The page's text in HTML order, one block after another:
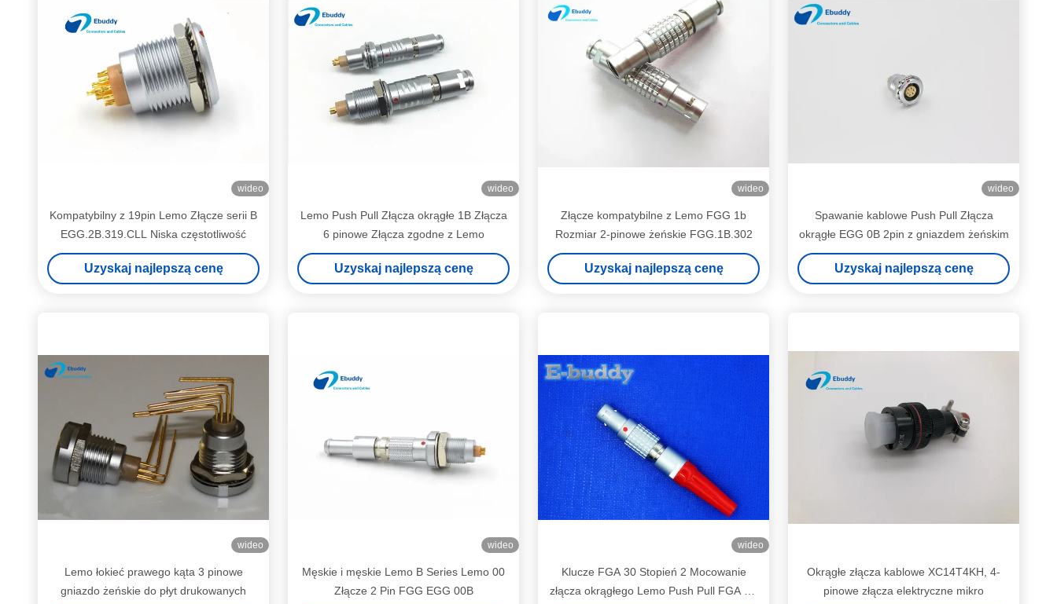
wideo
Kompatybilny z 19pin Lemo Złącze serii B
EGG.2B.319.CLL Niska częstotliwość
Uzyskaj najlepszą cenę
wideo
Lemo Push Pull Złącza okrągłe 1B Złącza
6 pinowe Złącza zgodne z Lemo
Uzyskaj najlepszą cenę
wideo
Złącze kompatybilne z Lemo FGG 1b
Rozmiar 2-pinowe żeńskie FGG.1B.302
Uzyskaj najlepszą cenę
wideo
Spawanie kablowe Push Pull Złącza
okrągłe EGG 0B 2pin z gniazdem żeńskim
Uzyskaj najlepszą cenę
wideo
Lemo łokieć prawego kąta 3 pinowe
gniazdo żeńskie do płyt drukowanych
wideo
Męskie i męskie Lemo B Series Lemo 00
Złącze 2 Pin FGG EGG 00B
wideo
Klucze FGA 30 Stopień 2 Mocowanie
złącza okrągłego Lemo Push Pull FGA 0B
Okrągłe złącza kablowe XC14T4KH, 4-
pinowe złącza elektryczne mikro